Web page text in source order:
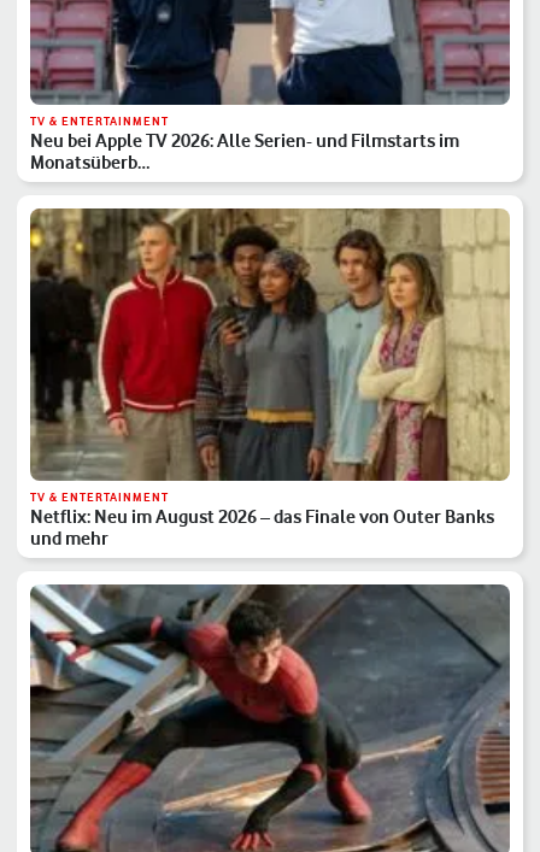
TV & ENTERTAINMENT
Neu bei Apple TV 2026: Alle Serien- und Filmstarts im
Monatsüberb…
TV & ENTERTAINMENT
Netflix: Neu im August 2026 – das Finale von Outer Banks
und mehr